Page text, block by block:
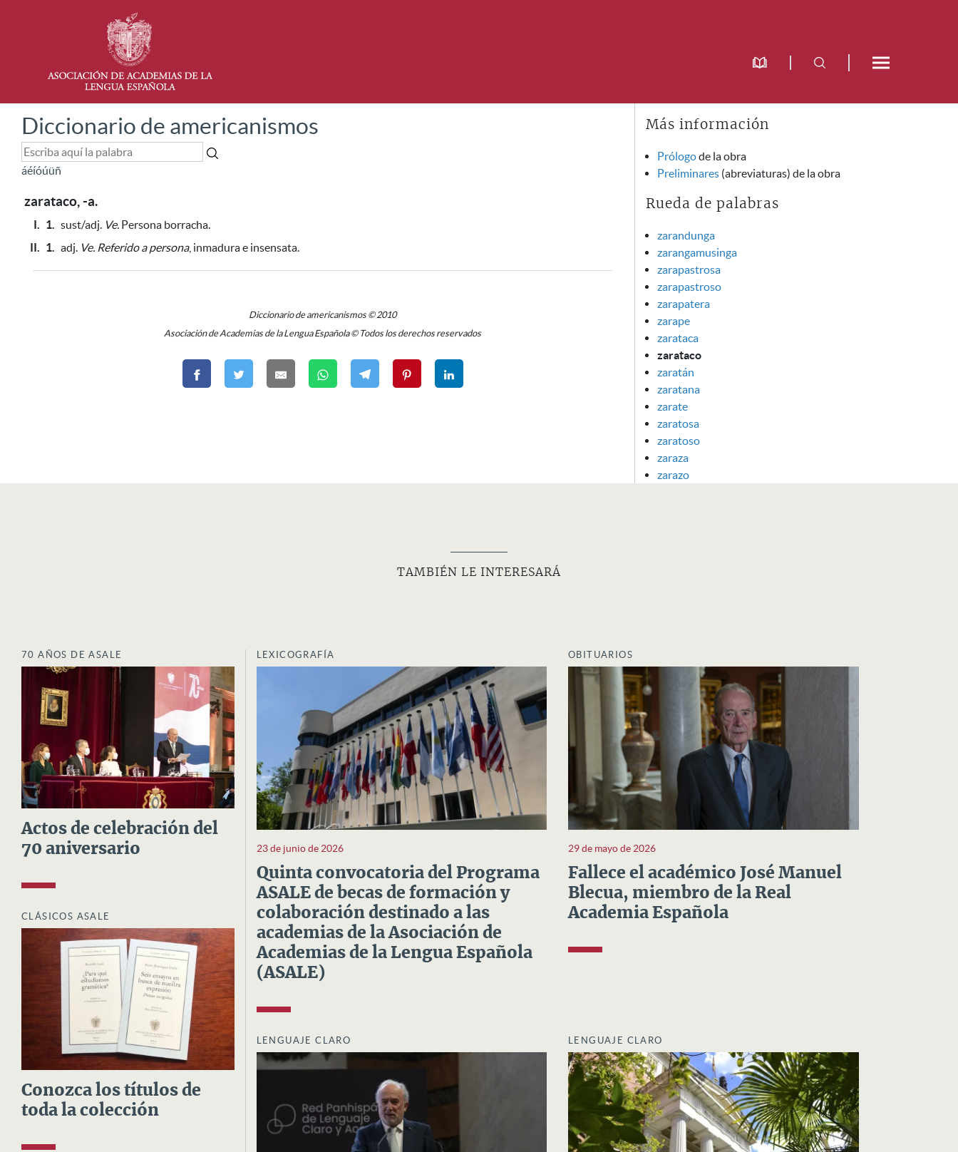
Diccionario de americanismos
áéíóúüñ
zarataco, -a.
I. 1. sust/adj. Ve. Persona borracha.
II. 1. adj. Ve. Referido a persona, inmadura e insensata.
Diccionario de americanismos © 2010
Asociación de Academias de la Lengua Española © Todos los derechos reservados
Más información
Prólogode la obra
Preliminares (abreviaturas) de la obra
Rueda de palabras
zarandunga
zarangamusinga
zarapastrosa
zarapastroso
zarapatera
zarape
zarataca
zarataco
zaratán
zaratana
zarate
zaratosa
zaratoso
zaraza
zarazo
TAMBIÉN LE INTERESARÁ
70 AÑOS DE ASALE
Actos de celebración del
70 aniversario
CLÁSICOS ASALE
Conozca los títulos de
toda la colección
LEXICOGRAFÍA
23 de junio de 2026
Quinta convocatoria del Programa
ASALE de becas de formación y
colaboración destinado a las
academias de la Asociación de
Academias de la Lengua Española
(ASALE)
OBITUARIOS
29 de mayo de 2026
Fallece el académico José Manuel
Blecua, miembro de la Real
Academia Española
LENGUAJE CLARO LENGUAJE CLARO